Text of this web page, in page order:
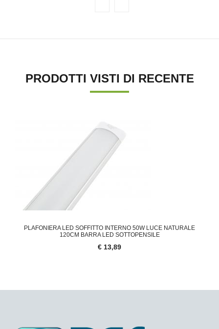
PRODOTTI VISTI DI RECENTE
PLAFONIERA LED SOFFITTO INTERNO 50W LUCE NATURALE
120CM BARRA LED SOTTOPENSILE
€ 13,89